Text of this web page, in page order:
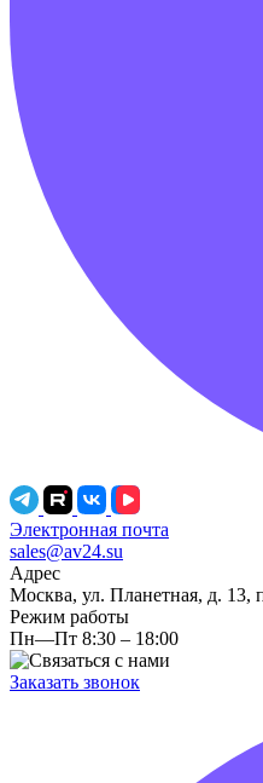
Электронная почта
sales@av24.su
Адрес
Москва, ул. Планетная, д. 13,
Режим работы
Пн—Пт 8:30 – 18:00
Заказать звонок